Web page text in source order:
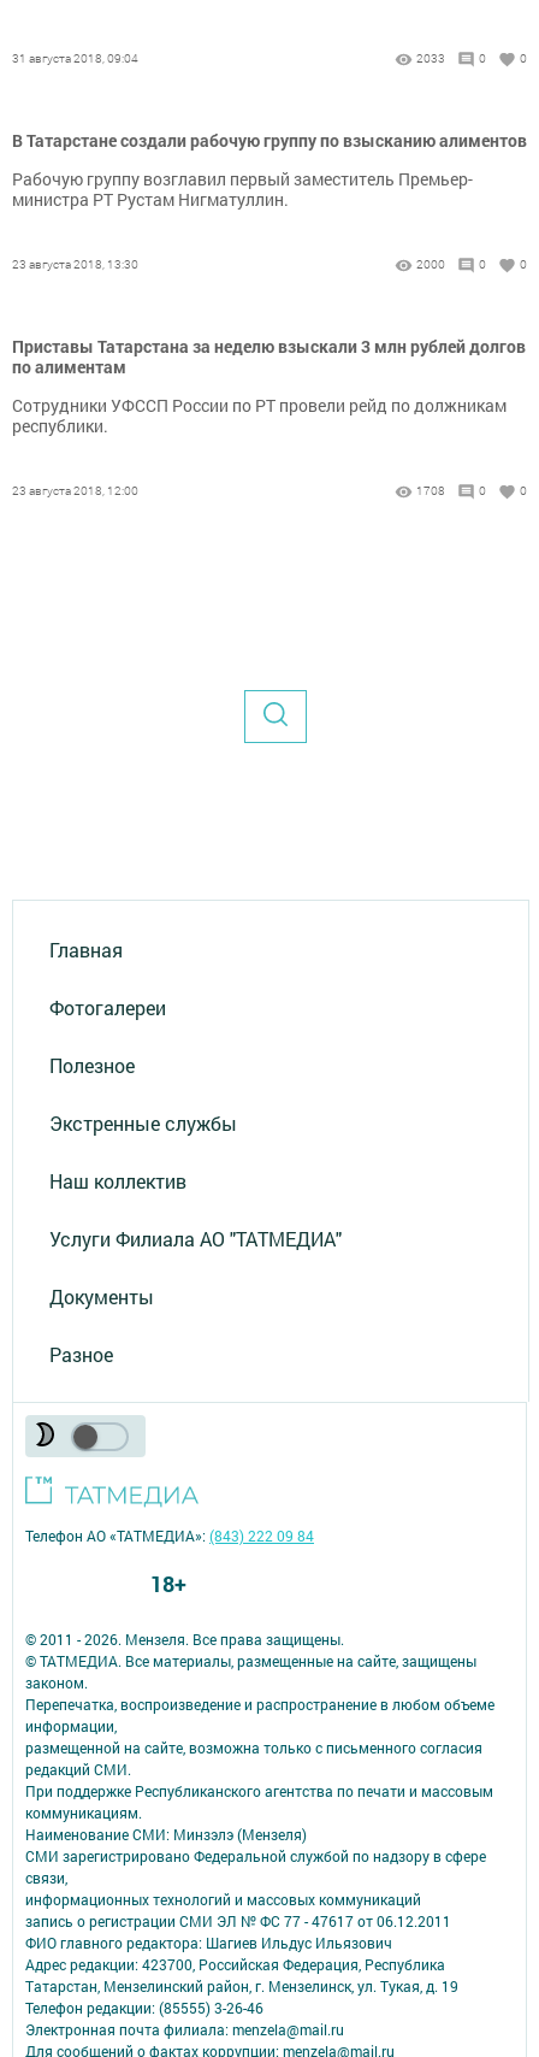
31 августа 2018, 09:04 2033 0 0
В Татарстане создали рабочую группу по взысканию алиментов
Рабочую группу возглавил первый заместитель Премьер-
министра РТ Рустам Нигматуллин.
23 августа 2018, 13:30 2000 0 0
Приставы Татарстана за неделю взыскали 3 млн рублей долгов
по алиментам
Сотрудники УФССП России по РТ провели рейд по должникам
республики.
23 августа 2018, 12:00 1708 0 0
Главная
Фотогалереи
Полезное
Экстренные службы
Наш коллектив
Услуги Филиала АО "ТАТМЕДИА"
Документы
Разное
© 2011 - 2026. Мензеля. Все права защищены.
© ТАТМЕДИА. Все материалы, размещенные на сайте, защищены
законом.
Перепечатка, воспроизведение и распространение в любом объеме
информации,
размещенной на сайте, возможна только с письменного согласия
редакций СМИ.
При поддержке Республиканского агентства по печати и массовым
коммуникациям.
Наименование СМИ: Минзэлэ (Мензеля)
СМИ зарегистрировано Федеральной службой по надзору в сфере
связи,
информационных технологий и массовых коммуникаций
запись о регистрации СМИ ЭЛ № ФС 77 - 47617 от 06.12.2011
ФИО главного редактора: Шагиев Ильдус Ильязович
Адрес редакции: 423700, Российская Федерация, Республика
Татарстан, Мензелинский район, г. Мензелинск, ул. Тукая, д. 19
Телефон редакции: (85555) 3-26-46
Электронная почта филиала: menzela@mail.ru
Для сообщений о фактах коррупции: menzela@mail.ru
Телефон АО «ТАТМЕДИА»:(843) 222 09 84
18+